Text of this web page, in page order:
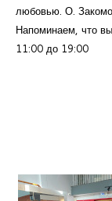
любовью. О.
Напоминаем, что
11:00 до 19:00